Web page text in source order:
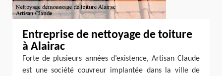
Entreprise de nettoyage de toiture
à Alairac
Forte de plusieurs années d’existence, Artisan Claude
est une société couvreur implantée dans la ville de